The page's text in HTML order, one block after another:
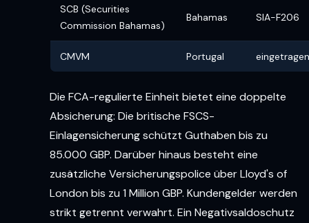
SCB (Securities
Commission Bahamas)
Bahamas SIA-F206
CMVM Portugal eingetragen
Die FCA-regulierte Einheit bietet eine doppelte
Absicherung: Die britische FSCS-
Einlagensicherung schützt Guthaben bis zu
85.000 GBP. Darüber hinaus besteht eine
zusätzliche Versicherungspolice über Lloyd's of
London bis zu 1 Million GBP. Kundengelder werden
strikt getrennt verwahrt. Ein Negativsaldoschutz